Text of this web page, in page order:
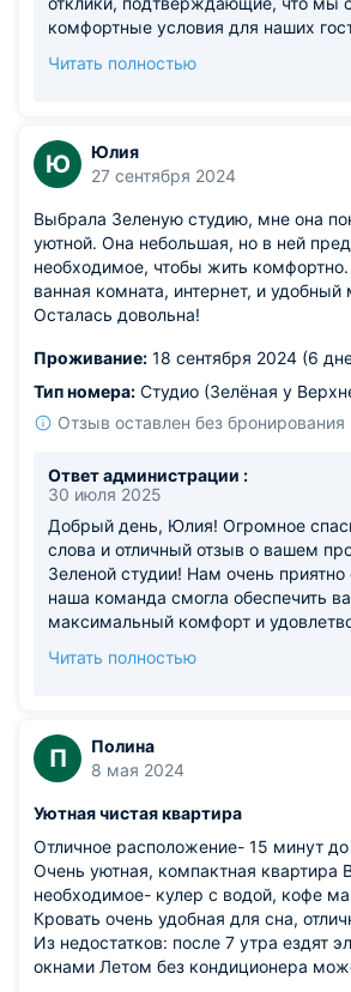
комфортные условия для наших
расположенной железной дороги,
Хотя некоторые особенности
неизменными, мы делаем все
минимизировать любые возможные
предоставляем каждому гостю
поддержку и рекомендации.
самого доброго и надеемся
среди наших постоянных гостей! С
пожеланиями, Апартаменты Pavlov!
Читать полностью
Ю
Юлия
27 сентября 2024
Выбрала Зеленую студию, мне она
уютной. Она небольшая, но в ней
необходимое, чтобы жить комфортно.
ванная комната, интернет, и удобный
Осталась довольна!
Проживание: 18 сентября 2024 (6
Тип номера: Студио (Зелёная у
Отзыв оставлен без бронирования
Ответ администрации :
30 июля 2025
Добрый день, Юлия! Огромное
слова и отличный отзыв о вашем
Зеленой студии! Нам очень приятно
наша команда смогла обеспечить
максимальный комфорт и
выбранная вами студия оправдала
удобной постели, оборудованной
высокоскоростному доступу в
комментарии вдохновляют нас
продолжают мотивируют улучшать
каждого следующего посетителя.
рады видеть вас снова в числе
гостей! С наилучшими
Pavlov!
Читать полностью
П
Полина
8 мая 2024
Уютная чистая квартира
Отличное расположение- 15 минут
Очень уютная, компактная квартира
необходимое- кулер с водой, кофе
Кровать очень удобная для сна,
Из недостатков: после 7 утра ездят
окнами Летом без кондиционера